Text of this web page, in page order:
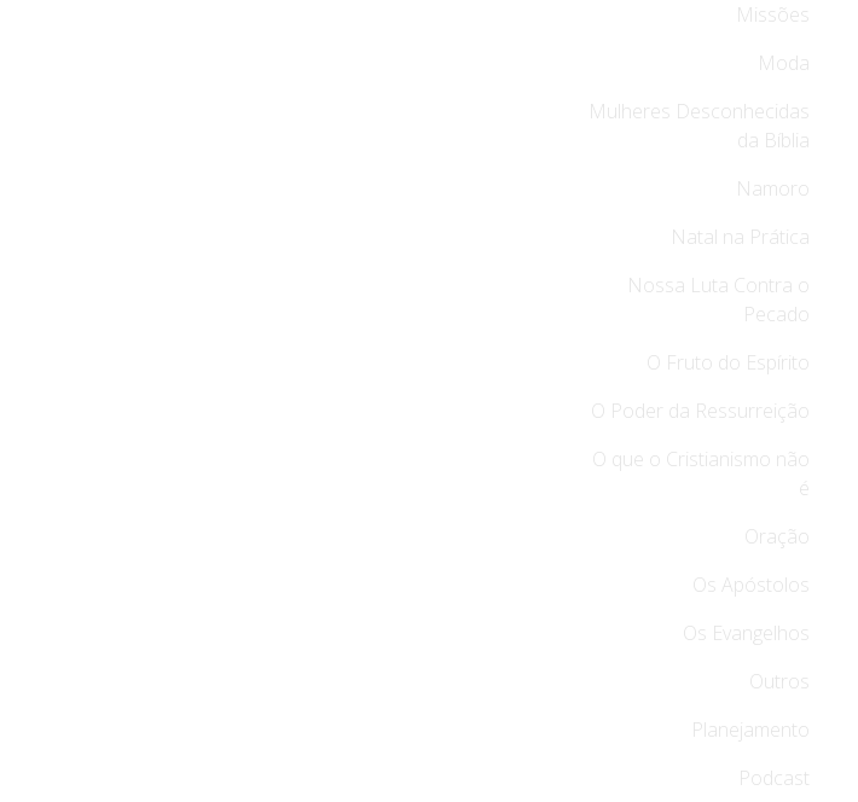
Missões
Moda
Mulheres Desconhecidas
da Bíblia
Namoro
Natal na Prática
Nossa Luta Contra o
Pecado
O Fruto do Espírito
O Poder da Ressurreição
O que o Cristianismo não
é
Oração
Os Apóstolos
Os Evangelhos
Outros
Planejamento
Podcast